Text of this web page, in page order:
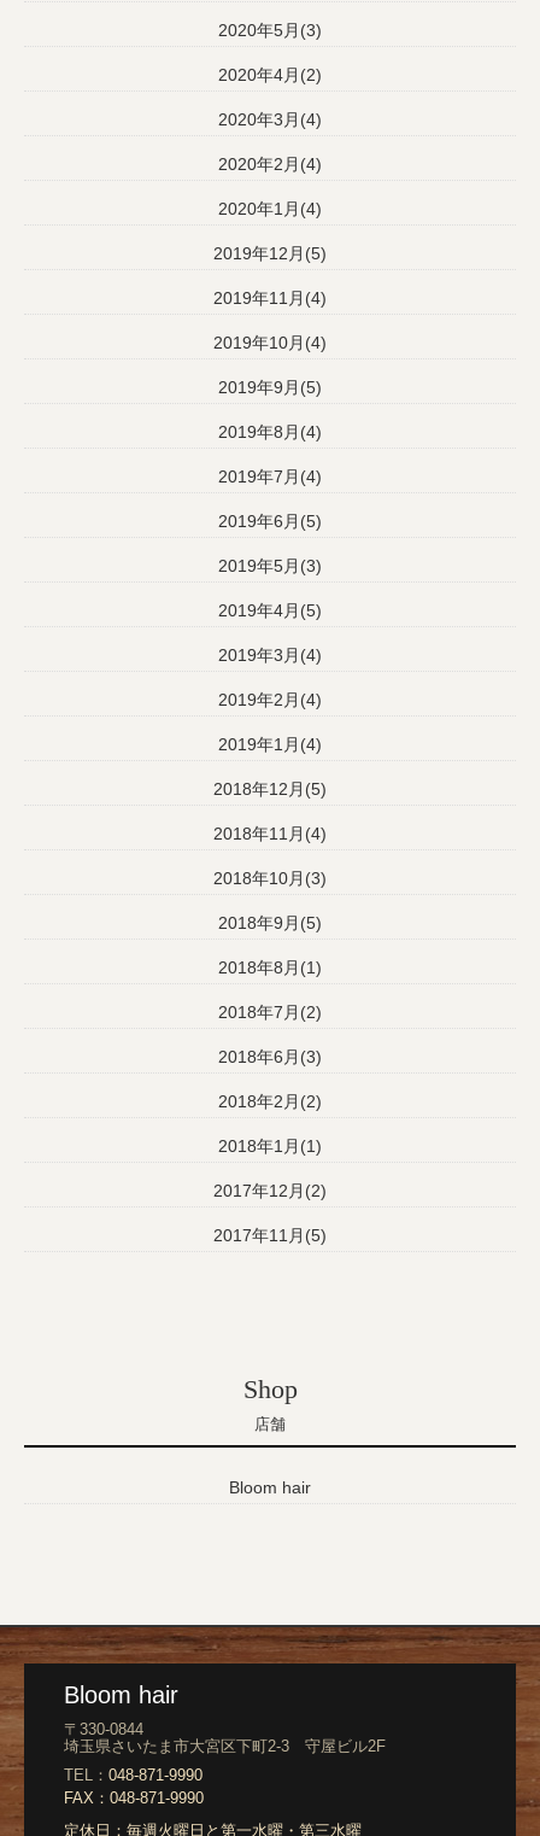
2020年5月(3)
2020年4月(2)
2020年3月(4)
2020年2月(4)
2020年1月(4)
2019年12月(5)
2019年11月(4)
2019年10月(4)
2019年9月(5)
2019年8月(4)
2019年7月(4)
2019年6月(5)
2019年5月(3)
2019年4月(5)
2019年3月(4)
2019年2月(4)
2019年1月(4)
2018年12月(5)
2018年11月(4)
2018年10月(3)
2018年9月(5)
2018年8月(1)
2018年7月(2)
2018年6月(3)
2018年2月(2)
2018年1月(1)
2017年12月(2)
2017年11月(5)
Shop
店舗
Bloom hair
Bloom hair
〒330-0844
埼玉県さいたま市大宮区下町2-3 守屋ビル2F
TEL： 048-871-9990
FAX： 048-871-9990
定休日： 毎週火曜日と第一水曜・第三水曜